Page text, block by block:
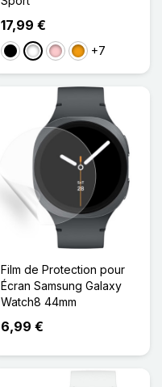
17,99 €
NoirBlancRoseOrange
+7
Film de Protection pour
Écran Samsung Galaxy
Watch8 44mm
6,99 €